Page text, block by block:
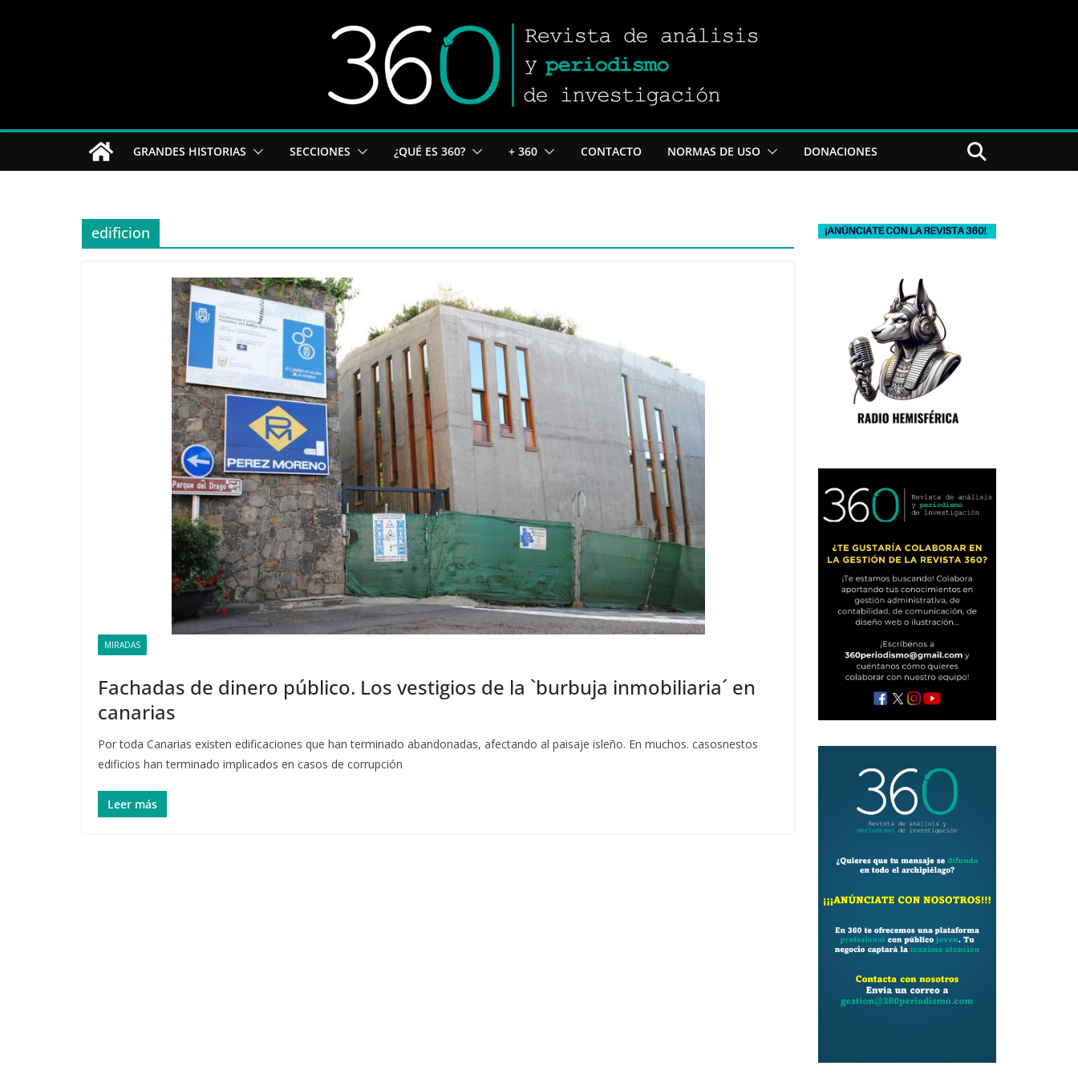
GRANDES HISTORIAS SECCIONES ¿QUÉ ES 360? + 360 CONTACTO NORMAS DE USO DONACIONES
edificion
MIRADAS
Fachadas de dinero público. Los vestigios de la `burbuja inmobiliaria´ en
canarias
Por toda Canarias existen edificaciones que han terminado abandonadas, afectando al paisaje isleño. En muchos. casosnestos
edificios han terminado implicados en casos de corrupción
Leer más